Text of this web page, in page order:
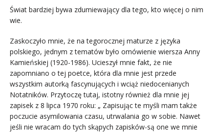
Świat bardziej bywa zdumiewający dla tego, kto więcej o nim
wie.
Zaskoczyło mnie, że na tegorocznej maturze z języka
polskiego, jednym z tematów było omówienie wiersza Anny
Kamieńskiej (1920-1986). Ucieszył mnie fakt, że nie
zapomniano o tej poetce, która dla mnie jest przede
wszystkim autorką fascynujących i wciąż niedocenianych
Notatników. Przytoczę tutaj, istotny również dla mnie jej
zapisek z 8 lipca 1970 roku: „ Zapisując te myśli mam także
poczucie asymilowania czasu, utrwalania go w sobie. Nawet
jeśli nie wracam do tych skąpych zapisków-są one we mnie